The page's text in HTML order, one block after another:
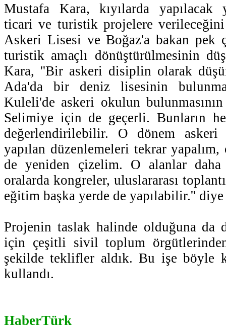
Mustafa Kara, kıyılarda yapılacak
ticari ve turistik projelere
Askeri Lisesi ve Boğaz'a bakan pek
turistik amaçlı dönüştürülmesinin
Kara, ''Bir askeri disiplin olarak
Ada'da bir deniz lisesinin
Kuleli'de askeri okulun
Selimiye için de geçerli. Bunların
değerlendirilebilir. O dönem askeri
yapılan düzenlemeleri tekrar
de yeniden çizelim. O alanlar daha
oralarda kongreler, uluslararası
eğitim başka yerde de yapılabilir.''
Projenin taslak halinde olduğuna da
için çeşitli sivil toplum
şekilde teklifler aldık. Bu işe böyle
kullandı.
HaberTürk